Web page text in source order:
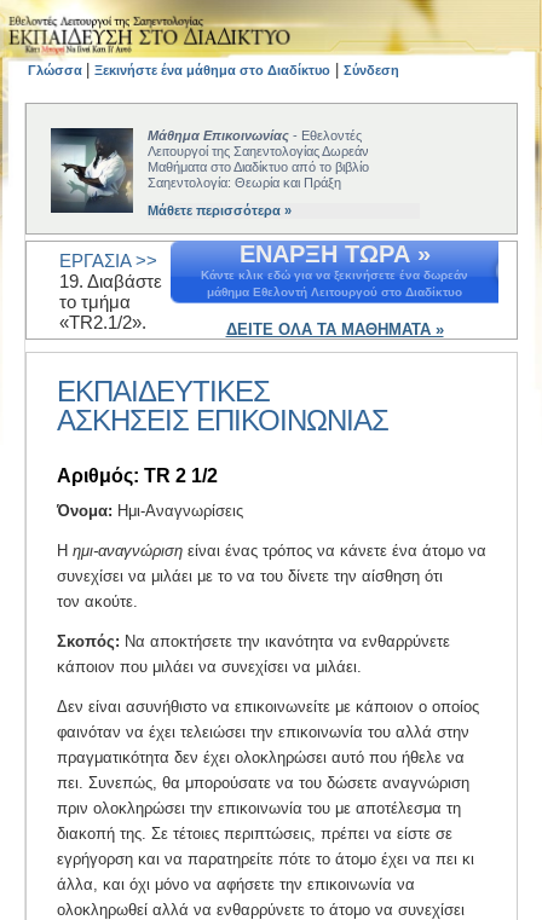
Γλώσσα Ξεκινήστε ένα μάθημα στο Διαδίκτυο Σύνδεση
Μάθημα Επικοινωνίας - Εθελοντές
Λειτουργοί της Σαηεντολογίας Δωρεάν
Μαθήματα στο Διαδίκτυο από το βιβλίο
Σαηεντολογία: Θεωρία και Πράξη
Μάθετε περισσότερα »
ΕΝΑΡΞΗ ΤΩΡΑ »
Κάντε κλικ εδώ για να ξεκινήσετε ένα δωρεάν
μάθημα Εθελοντή Λειτουργού στο Διαδίκτυο
ΔΕΙΤΕ ΟΛΑ ΤΑ ΜΑΘΗΜΑΤΑ »
ΕΡΓΑΣΙΑ >>
19. Διαβάστε
το τμήμα
«TR2.1/2».
ΕΚΠΑΙΔΕΥΤΙΚΕΣ
ΑΣΚΗΣΕΙΣ EΠΙΚΟΙΝΩΝΙΑΣ
Αριθμός: TR 2 1/2
Όνομα: Ημι-Αναγνωρίσεις
Η ημι-αναγνώριση είναι ένας τρόπος να κάνετε ένα άτομο να
συνεχίσει να μιλάει με το να του δίνετε την αίσθηση ότι
τον ακούτε.
Σκοπός: Να αποκτήσετε την ικανότητα να ενθαρρύνετε
κάποιον που μιλάει να συνεχίσει να μιλάει.
Δεν είναι ασυνήθιστο να επικοινωνείτε με κάποιον ο οποίος
φαινόταν να έχει τελειώσει την επικοινωνία του αλλά στην
πραγματικότητα δεν έχει ολοκληρώσει αυτό που ήθελε να
πει. Συνεπώς, θα μπορούσατε να του δώσετε αναγνώριση
πριν ολοκληρώσει την επικοινωνία του με αποτέλεσμα τη
διακοπή της. Σε τέτοιες περιπτώσεις, πρέπει να είστε σε
εγρήγορση και να παρατηρείτε πότε το άτομο έχει να πει κι
άλλα, και όχι μόνο να αφήσετε την επικοινωνία να
ολοκληρωθεί αλλά να ενθαρρύνετε το άτομο να συνεχίσει